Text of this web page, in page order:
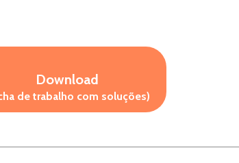
Download
de trabalho com soluções)